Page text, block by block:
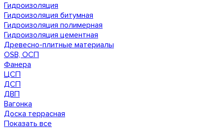
Гидроизоляция
Гидроизоляция битумная
Гидроизоляция полимерная
Гидроизоляция цементная
Древесно-плитные материалы
OSB, ОСП
Фанера
ЦСП
ДСП
ДВП
Вагонка
Доска террасная
Показать все